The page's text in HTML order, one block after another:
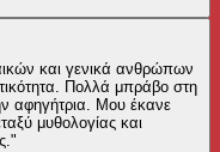
και γενικά ανθρώπων
Πολλά μπράβο στη
αφηγήτρια. Μου έκανε
μυθολογίας και